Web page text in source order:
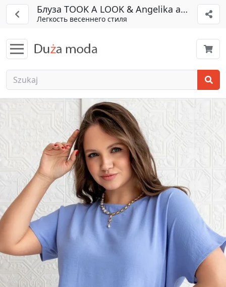
Блуза TOOK A LOOK & Angelika арт. ТБ-
Легкость весеннего стиля